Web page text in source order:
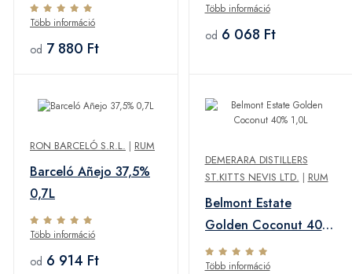
Több információ
od 7 880 Ft
Több információ
od 6 068 Ft
RON BARCELÓ S.R.L. | RUM
Barceló Añejo 37,5%
0,7L
Több információ
od 6 914 Ft
DEMERARA DISTILLERS
ST.KITTS NEVIS LTD. | RUM
Belmont Estate
Golden Coconut 40%
1,0L
Több információ